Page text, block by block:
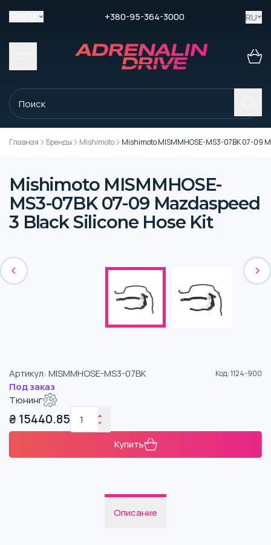
+380-95-364-3000 RU
Главная Бренды Mishimoto Mishimoto MISMMHOSE-MS3-07BK 07-09
Mishimoto MISMMHOSE-
MS3-07BK 07-09 Mazdaspeed
3 Black Silicone Hose Kit
Артикул: MISMMHOSE-MS3-07BK Код:1124-900
Под заказ
Тюнинг
₴ 15440.85
Купить
Описание